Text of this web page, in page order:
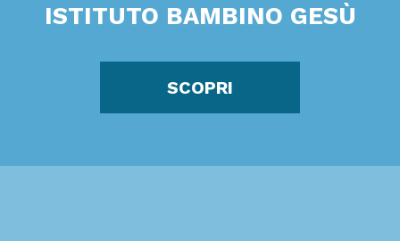
ISTITUTO BAMBINO GESÙ
SCOPRI